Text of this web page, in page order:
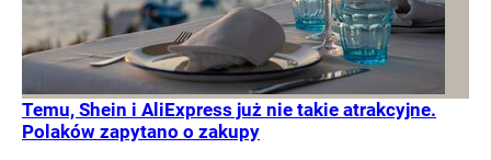
Temu, Shein i AliExpress już nie takie atrakcyjne.
Polaków zapytano o zakupy